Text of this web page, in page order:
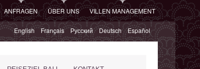
ANFRAGEN ÜBER UNS VILLEN MANAGEMENT
English Français Русский Deutsch Español